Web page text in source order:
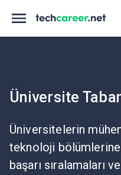
Üniversite
Üniversitelerin
teknoloji bölümlerine
başarı sıralamaları